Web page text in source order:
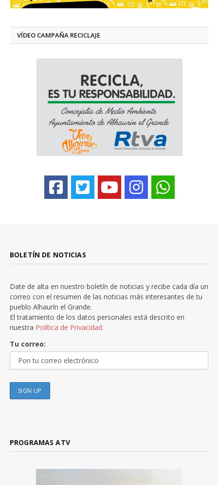
VÍDEO CAMPAÑA RECICLAJE
BOLETÍN DE NOTICIAS
Date de alta en nuestro boletín de noticias y recibe cada día un
correo con el resumen de las noticias más interesantes de tu
pueblo Alhaurín el Grande.
El tratamiento de los datos personales está descrito en
nuestra Política de Privacidad.
Tu correo:
PROGRAMAS ATV